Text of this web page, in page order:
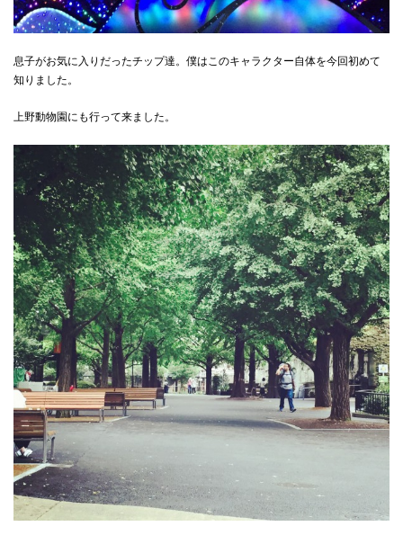
息子がお気に入りだったチップ達。僕はこのキャラクター自体を今回初めて
知りました。
上野動物園にも行って来ました。